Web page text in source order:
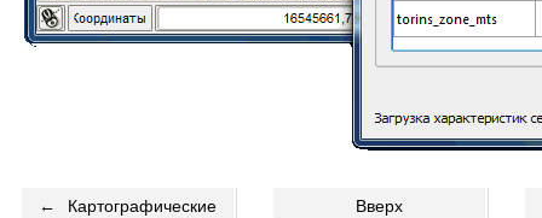
←
Картографические
Вверх